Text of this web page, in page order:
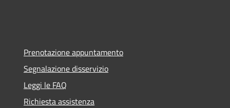
Prenotazione appuntamento
Segnalazione disservizio
Leggi le FAQ
Richiesta assistenza